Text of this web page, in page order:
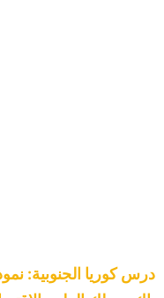
درس كوريا الجنوبية: